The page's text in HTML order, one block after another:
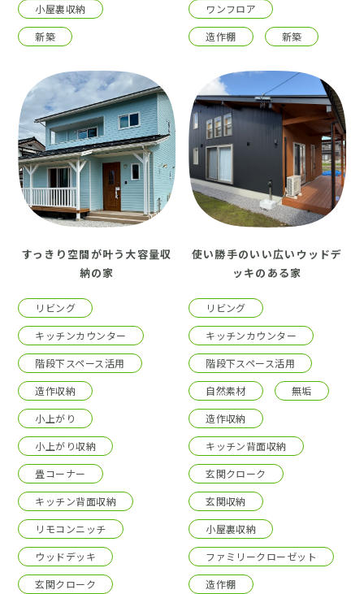
小屋裏収納
新築
ワンフロア
造作棚
新築
すっきり空間が叶う大容量収
納の家
リビング
キッチンカウンター
階段下スペース活用
造作収納
小上がり
小上がり収納
畳コーナー
キッチン背面収納
リモコンニッチ
ウッドデッキ
玄関クローク
使い勝手のいい広いウッドデ
ッキのある家
リビング
キッチンカウンター
階段下スペース活用
自然素材
無垢
造作収納
キッチン背面収納
玄関クローク
玄関収納
小屋裏収納
ファミリークローゼット
造作棚